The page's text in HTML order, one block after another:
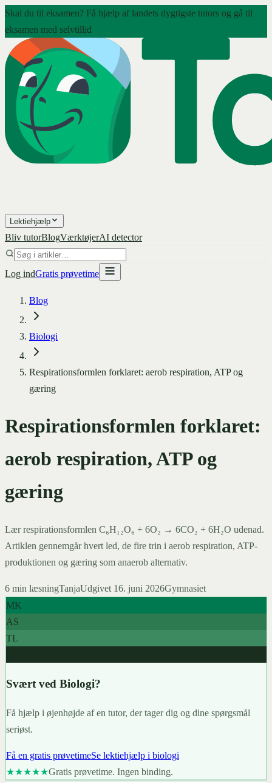
Skal du til eksamen? Få hjælp af landets dygtigste tutors og gå til
eksamen med selvtillid
Lektiehjælp
Bliv tutorBlogVærktøjerAI detector
Log indGratis prøvetime
Blog
Biologi
Respirationsformlen forklaret: aerob respiration, ATP og
gæring
Respirationsformlen forklaret:
aerob respiration, ATP og
gæring
Lær respirationsformlen C₆H₁₂O₆ + 6O₂ → 6CO₂ + 6H₂O udenad.
Artiklen gennemgår hvert led, de fire trin i aerob respiration, ATP-
produktionen og gæring som anaerob alternativ.
6 min læsningTanjaUdgivet 16. juni 2026Gymnasiet
MK
AS
TL
Svært ved Biologi?
Få hjælp i øjenhøjde af en tutor, der tager dig og dine spørgsmål
seriøst.
Få en gratis prøvetimeSe lektiehjælp i biologi
★★★★★Gratis prøvetime. Ingen binding.